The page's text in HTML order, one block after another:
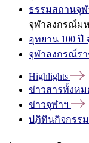
ธรรมสถานจุ
จุฬาลงกรณ์ม
อุทยาน 100 ปี
จุฬาลงกรณ์ร
Highlights
ข่าวสารทั้งหม
ข่าวจุฬาฯ
ปฏิทินกิจกรรม